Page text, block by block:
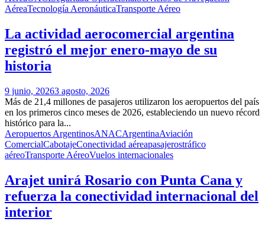
AéreaTecnología AeronáuticaTransporte Aéreo
La actividad aerocomercial argentina
registró el mejor enero-mayo de su
historia
9 junio, 20263 agosto, 2026
Más de 21,4 millones de pasajeros utilizaron los aeropuertos del país
en los primeros cinco meses de 2026, estableciendo un nuevo récord
histórico para la...
Aeropuertos ArgentinosANACArgentinaAviación
ComercialCabotajeConectividad aéreapasajerostráfico
aéreoTransporte AéreoVuelos internacionales
Arajet unirá Rosario con Punta Cana y
refuerza la conectividad internacional del
interior